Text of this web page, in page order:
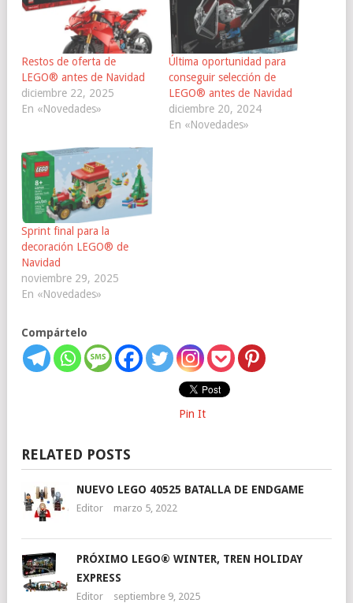
Restos de oferta de
LEGO® antes de Navidad
diciembre 22, 2025
En «Novedades»
Última oportunidad para
conseguir selección de
LEGO® antes de Navidad
diciembre 20, 2024
En «Novedades»
Sprint final para la
decoración LEGO® de
Navidad
noviembre 29, 2025
En «Novedades»
Compártelo
Pin It
RELATED POSTS
NUEVO LEGO 40525 BATALLA DE ENDGAME
Editor marzo 5, 2022
PRÓXIMO LEGO® WINTER, TREN HOLIDAY
EXPRESS
Editor septiembre 9, 2025